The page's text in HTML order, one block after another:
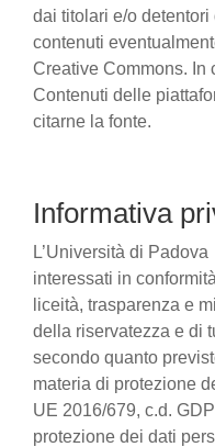
dai titolari e/o
contenuti
Creative Commons. In
Contenuti delle
citarne la fonte.
Informativa
L’Università di
interessati in
liceità, trasparenza e
della riservatezza e di
secondo quanto
materia di protezione
UE 2016/679, c.d.
protezione dei dati